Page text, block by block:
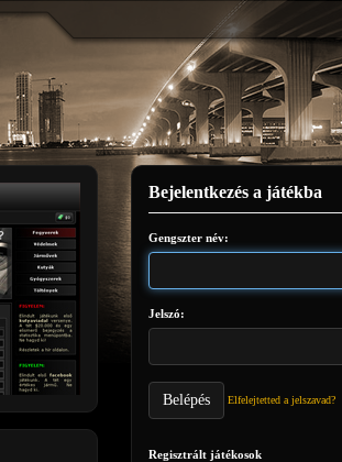
Bejelentkezés a játékba
Gengszter név:
Jelszó:
Belépés Elfelejtetted a jelszavad?
Regisztrált játékosok